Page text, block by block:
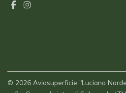
© 2026 Aviosuperficie "Luciano